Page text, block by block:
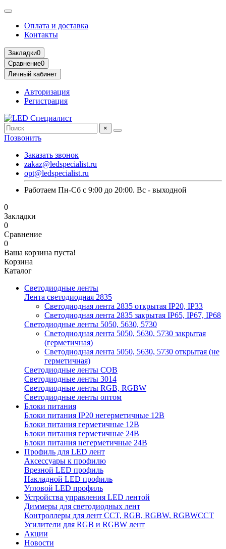
Оплата и доставка
Контакты
Закладки0
Сравнение0
Личный кабинет
Авторизация
Регистрация
×
Позвонить
Заказать звонок
zakaz@ledspecialist.ru
opt@ledspecialist.ru
Работаем Пн-Сб с 9:00 до 20:00. Вс - выходной
0
Закладки
0
Сравнение
0
Ваша корзина пуста!
Корзина
Каталог
Светодиодные ленты
Лента светодиодная 2835
Светодиодная лента 2835 открытая IP20, IP33
Светодиодная лента 2835 закрытая IP65, IP67, IP68
Светодиодные ленты 5050, 5630, 5730
Светодиодная лента 5050, 5630, 5730 закрытая
(герметичная)
Светодиодная лента 5050, 5630, 5730 открытая (не
герметичная)
Светодиодные ленты COB
Светодиодные ленты 3014
Светодиодные ленты RGB, RGBW
Светодиодные ленты оптом
Блоки питания
Блоки питания IP20 негерметичные 12В
Блоки питания герметичные 12В
Блоки питания герметичные 24В
Блоки питания негерметичные 24В
Профиль для LED лент
Аксессуары к профилю
Врезной LED профиль
Накладной LED профиль
Угловой LED профиль
Устройства управления LED лентой
Диммеры для светодиодных лент
Контроллеры для лент CCT, RGB, RGBW, RGBWCCT
Усилители для RGB и RGBW лент
Акции
Новости